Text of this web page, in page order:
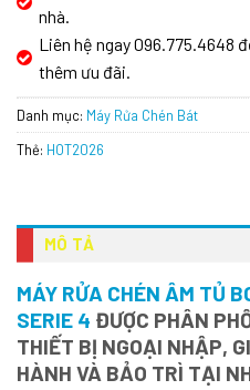
nhà.
Liên hệ ngay 096.775.4648
thêm ưu đãi.
Danh mục: Máy Rửa Chén Bát
Thẻ: HOT2026
MÔ TẢ
MÁY RỬA CHÉN ÂM TỦ
SERIE 4 ĐƯỢC PHÂN
THIẾT BỊ NGOẠI NHẬP,
HÀNH VÀ BẢO TRÌ TẠI